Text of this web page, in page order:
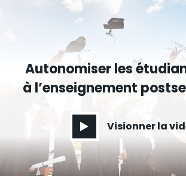
Autonomiser les
à l’enseignement
Visionner la